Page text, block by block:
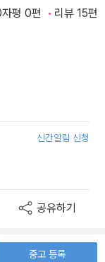
평 0편 리뷰 15편
신간알림 신청
공유하기
중고 등록